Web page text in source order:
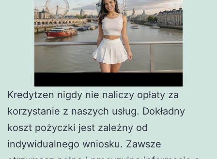
Kredytzen nigdy nie naliczy opłaty za
korzystanie z naszych usług. Dokładny
koszt pożyczki jest zależny od
indywidualnego wniosku. Zawsze